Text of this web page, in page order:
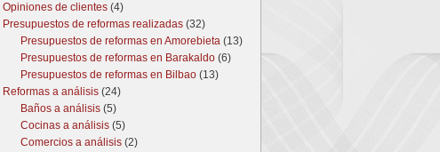
Opiniones de clientes (4)
Presupuestos de reformas realizadas (32)
Presupuestos de reformas en Amorebieta (13)
Presupuestos de reformas en Barakaldo (6)
Presupuestos de reformas en Bilbao (13)
Reformas a análisis (24)
Baños a análisis (5)
Cocinas a análisis (5)
Comercios a análisis (2)